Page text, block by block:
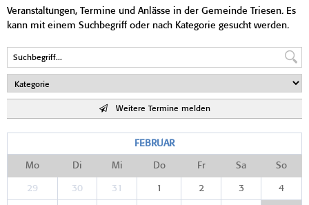
Veranstaltungen, Termine und Anlässe in der Gemeinde Triesen. Es
kann mit einem Suchbegriff oder nach Kategorie gesucht werden.
Weitere Termine melden
FEBRUAR
Mo Di Mi Do Fr Sa So
29 30 31 1 2 3 4